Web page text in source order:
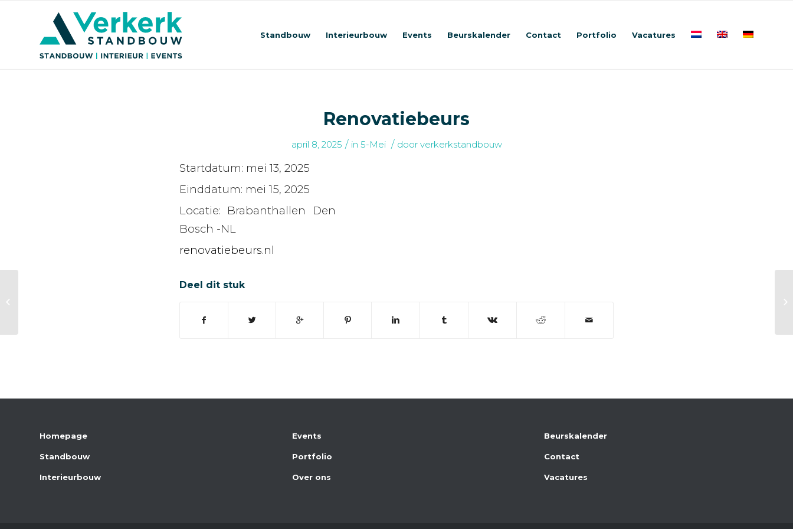
Standbouw Interieurbouw Events Beurskalender Contact Portfolio Vacatures
Renovatiebeurs
april 8, 2025 / in 5-Mei / door verkerkstandbouw
Startdatum: mei 13, 2025
Einddatum: mei 15, 2025
Locatie: Brabanthallen Den
Bosch -NL
renovatiebeurs.nl
Deel dit stuk
Homepage
Standbouw
Interieurbouw
Events
Portfolio
Over ons
Beurskalender
Contact
Vacatures